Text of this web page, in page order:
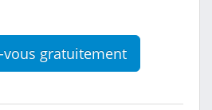
vous gratuitement